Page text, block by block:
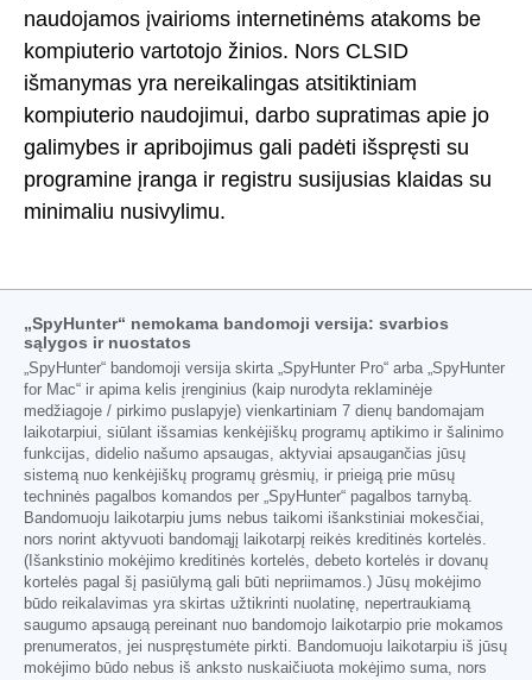
naudojamos įvairioms internetinėms atakoms be
kompiuterio vartotojo žinios. Nors CLSID
išmanymas yra nereikalingas atsitiktiniam
kompiuterio naudojimui, darbo supratimas apie jo
galimybes ir apribojimus gali padėti išspręsti su
programine įranga ir registru susijusias klaidas su
minimaliu nusivylimu.
„SpyHunter“ nemokama bandomoji versija: svarbios
sąlygos ir nuostatos
„SpyHunter“ bandomoji versija skirta „SpyHunter Pro“ arba „SpyHunter
for Mac“ ir apima kelis įrenginius (kaip nurodyta reklaminėje
medžiagoje / pirkimo puslapyje) vienkartiniam 7 dienų bandomajam
laikotarpiui, siūlant išsamias kenkėjiškų programų aptikimo ir šalinimo
funkcijas, didelio našumo apsaugas, aktyviai apsaugančias jūsų
sistemą nuo kenkėjiškų programų grėsmių, ir prieigą prie mūsų
techninės pagalbos komandos per „SpyHunter“ pagalbos tarnybą.
Bandomuoju laikotarpiu jums nebus taikomi išankstiniai mokesčiai,
nors norint aktyvuoti bandomąjį laikotarpį reikės kreditinės kortelės.
(Išankstinio mokėjimo kreditinės kortelės, debeto kortelės ir dovanų
kortelės pagal šį pasiūlymą gali būti nepriimamos.) Jūsų mokėjimo
būdo reikalavimas yra skirtas užtikrinti nuolatinę, nepertraukiamą
saugumo apsaugą pereinant nuo bandomojo laikotarpio prie mokamos
prenumeratos, jei nuspręstumėte pirkti. Bandomuoju laikotarpiu iš jūsų
mokėjimo būdo nebus iš anksto nuskaičiuota mokėjimo suma, nors